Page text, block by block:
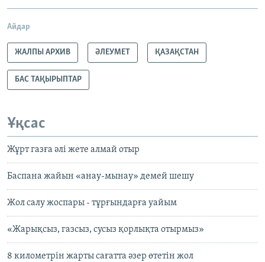
Айдар
ЖАЛПЫ АРХИВ ӘЛЕУМЕТ ҚАЗАҚСТАН
БАС ТАҚЫРЫПТАР
Ұқсас
Жұрт газға әлі жете алмай отыр
Баспана жайын «анау-мынау» демей шешу
Жол салу жоспары - тұрғындарға уайым
«Жарықсыз, газсыз, сусыз қорлықта отырмыз»
8 километрін жарты сағатта әзер өтетін жол